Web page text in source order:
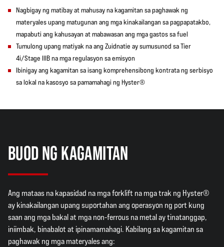
Nagbigay ng matibay at mahusay na kagamitan sa paghawak ng
materyales upang matugunan ang mga kinakailangan sa pagpapatakbo,
mapabuti ang kahusayan at mabawasan ang mga gastos sa fuel
Tumulong upang matiyak na ang Zuidnatie ay sumusunod sa Tier
4i/Stage IIIB na mga regulasyon sa emisyon
Ibinigay ang kagamitan sa isang komprehensibong kontrata ng serbisyo
sa lokal na kasosyo sa pamamahagi ng Hyster®
BUOD NG KAGAMITAN
Ang mataas na kapasidad na mga forklift na mga trak ng Hyster®
ay kinakailangan upang suportahan ang operasyon ng port kung
saan ang mga bakal at mga non-ferrous na metal ay tinatanggap,
iniimbak, binabalot at ipinamamahagi. Kabilang sa kagamitan sa
paghawak ng mga materyales ang: